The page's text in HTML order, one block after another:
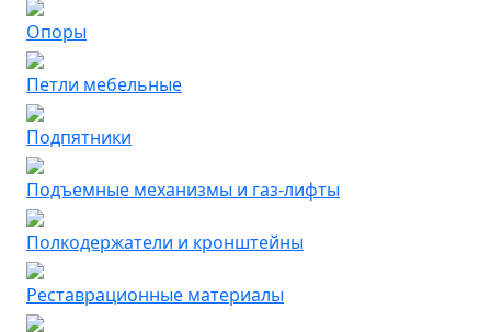
Опоры
Петли мебельные
Подпятники
Подъемные механизмы и газ-лифты
Полкодержатели и кронштейны
Реставрационные материалы